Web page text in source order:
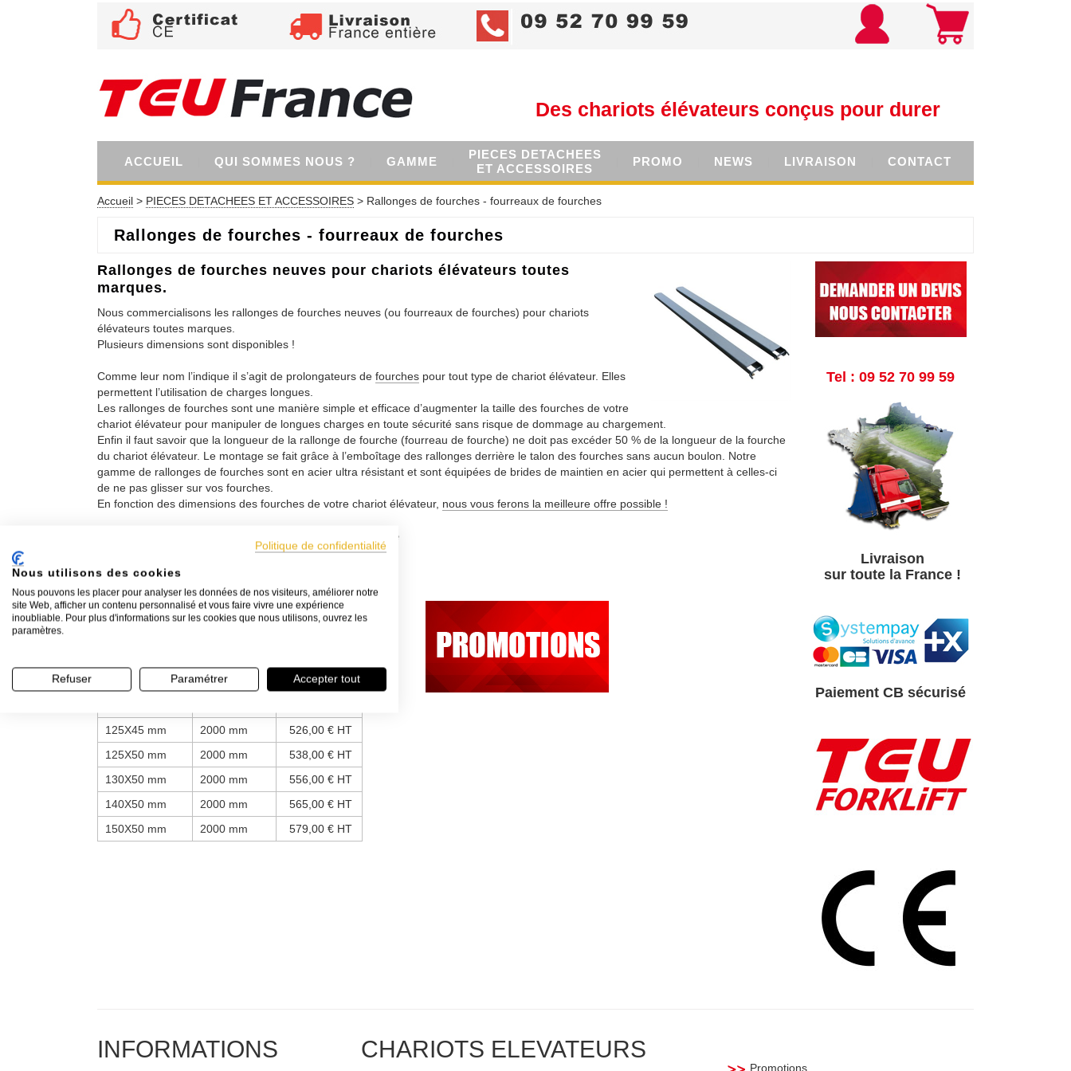
Des chariots élévateurs conçus pour durer
ACCUEIL QUI SOMMES NOUS ? GAMME
PIECES DETACHEES
ET ACCESSOIRES
PROMO NEWS LIVRAISON CONTACT
Accueil > PIECES DETACHEES ET ACCESSOIRES > Rallonges de fourches - fourreaux de fourches
Rallonges de fourches - fourreaux de fourches
Rallonges de fourches neuves pour chariots élévateurs toutes
marques.
Nous commercialisons les rallonges de fourches neuves (ou fourreaux de fourches) pour chariots
élévateurs toutes marques.
Plusieurs dimensions sont disponibles !
Comme leur nom l’indique il s’agit de prolongateurs de fourches pour tout type de chariot élévateur. Elles
permettent l’utilisation de charges longues.
Les rallonges de fourches sont une manière simple et efficace d’augmenter la taille des fourches de votre
chariot élévateur pour manipuler de longues charges en toute sécurité sans risque de dommage au chargement.
Enfin il faut savoir que la longueur de la rallonge de fourche (fourreau de fourche) ne doit pas excéder 50 % de la longueur de la fourche
du chariot élévateur. Le montage se fait grâce à l’emboîtage des rallonges derrière le talon des fourches sans aucun boulon. Notre
gamme de rallonges de fourches sont en acier ultra résistant et sont équipées de brides de maintien en acier qui permettent à celles-ci
de ne pas glisser sur vos fourches.
En fonction des dimensions des fourches de votre chariot élévateur, nous vous ferons la meilleure offre possible !
Prix et modèles de rallonges de fourche
Section
100 X 40 mm
2000 mm
456,00 € HT
2000 mm
496,00 € HT
125X45 mm
2000 mm
526,00 € HT
125X50 mm
2000 mm
538,00 € HT
130X50 mm
2000 mm
556,00 € HT
140X50 mm
2000 mm
565,00 € HT
150X50 mm
2000 mm 579,00 € HT
Tel : 09 52 70 99 59
Livraison
sur toute la France !
Paiement CB sécurisé
INFORMATIONS CHARIOTS ELEVATEURS
Promotions
Politique de confidentialité
Nous utilisons des cookies
Nous pouvons les placer pour analyser les données de nos visiteurs, améliorer notre
site Web, afficher un contenu personnalisé et vous faire vivre une expérience
inoubliable. Pour plus d'informations sur les cookies que nous utilisons, ouvrez les
paramètres.
Refuser Paramétrer Accepter tout